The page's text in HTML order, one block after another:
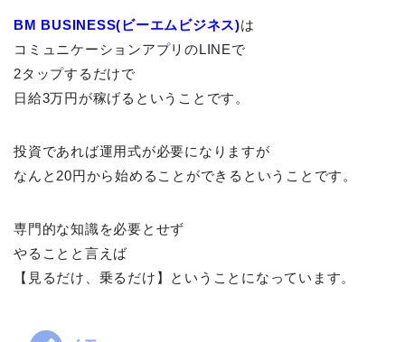
BM BUSINESS(ビーエムビジネス)は
コミュニケーションアプリのLINEで
2タップするだけで
日給3万円が稼げるということです。
投資であれば運用式が必要になりますが
なんと20円から始めることができるということです。
専門的な知識を必要とせず
やることと言えば
【見るだけ、乗るだけ】ということになっています。